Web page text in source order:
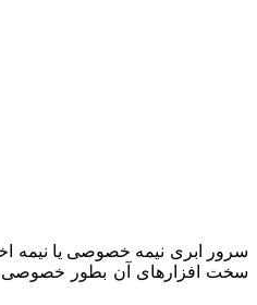
سرور ابری نیمه خصوصی یا نیمه
سخت افزارهای آن بطور خصوصی